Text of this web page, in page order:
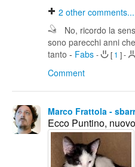
2 other comments...
No, ricordo la
sono parecchi anni
tanto - Fabs - [ 1 ]-
Comment
Marco Frattola -
Ecco Puntino,